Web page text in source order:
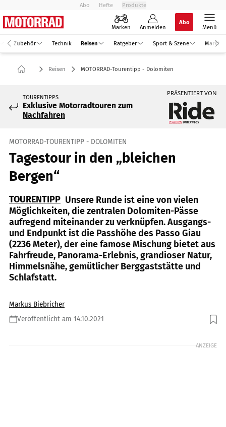
Abo Hefte Produkte
Marken Anmelden
Abo
Menü
Zubehör Technik Reisen Ratgeber Sport & Szene Markt
Reisen MOTORRAD-Tourentipp - Dolomiten
TOURENTIPPS
Exklusive Motorradtouren zum
Nachfahren
PRÄSENTIERT VON
MOTORRAD-TOURENTIPP - DOLOMITEN
Tagestour in den „bleichen
Bergen“
TOURENTIPP Unsere Runde ist eine von vielen
Möglichkeiten, die zentralen Dolomiten-Pässe
aufregend miteinander zu verknüpfen. Ausgangs-
und Endpunkt ist die Passhöhe des Passo Giau
(2236 Meter), der eine famose Mischung bietet aus
Fahrfreude, Panorama-Erlebnis, grandioser Natur,
Himmelsnähe, gemütlicher Berggaststätte und
Schlafstatt.
Markus Biebricher
Veröffentlicht am 14.10.2021
Foto: Dirk Schäfer
ANZEIGE